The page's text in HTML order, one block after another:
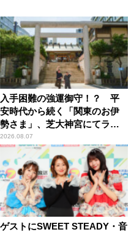
入手困難の強運御守！？ 平
安時代から続く「関東のお伊
勢さま」、芝大神宮にてラン
パンプスが合格祈願！
2026.08.07
ゲストにSWEET STEADY・音